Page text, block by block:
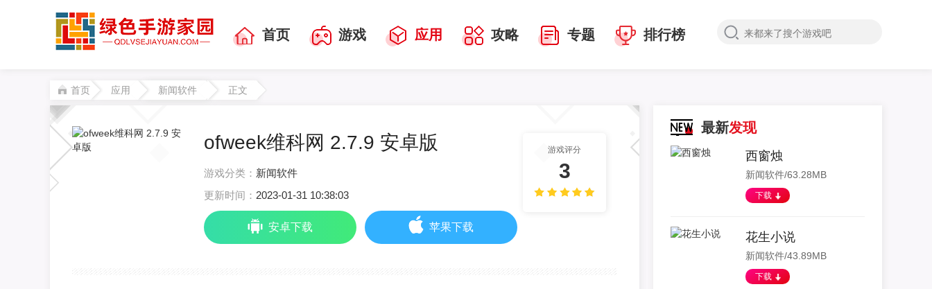
首页 游戏 应用 攻略 专题 排行榜
首页 应用 新闻软件 正文
ofweek维科网 2.7.9 安卓版
游戏分类： 新闻软件
更新时间： 2023-01-31 10:38:03
安卓下载 苹果下载
游戏评分
3
最新发现
西窗烛
新闻软件/63.28MB
下载
花生小说
新闻软件/43.89MB
下载